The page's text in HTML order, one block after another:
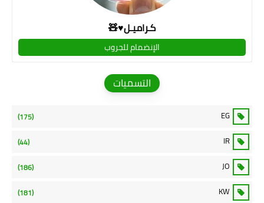
كـراميـل♥🧸
الإنضمام للجروب
التسميات
EG
(175)
IR
(44)
JO
(186)
KW
(181)